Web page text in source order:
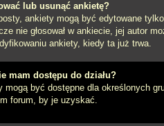
lub usunąć ankietę?
ankiety mogą być edytowane
nie głosował w ankiecie, jej autor
ankiety, kiedy ta już trwa.
mam dostępu do działu?
mogą być dostępne dla określonych
forum, by je uzyskać.